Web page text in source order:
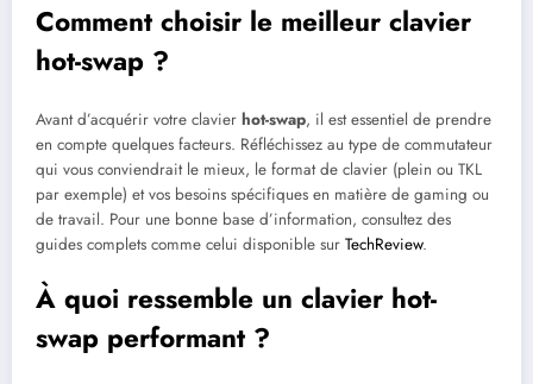
Comment choisir le meilleur clavier
hot-swap ?
Avant d’acquérir votre clavier hot-swap, il est essentiel de prendre
en compte quelques facteurs. Réfléchissez au type de commutateur
qui vous conviendrait le mieux, le format de clavier (plein ou TKL
par exemple) et vos besoins spécifiques en matière de gaming ou
de travail. Pour une bonne base d’information, consultez des
guides complets comme celui disponible sur TechReview.
À quoi ressemble un clavier hot-
swap performant ?